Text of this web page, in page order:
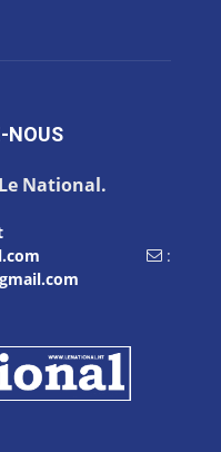
NOUS
National.
: